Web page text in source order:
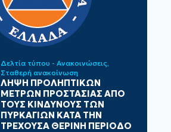
Δελτία τύπου - Ανακοινώσεις
Σταθερή ανακοίνωση
ΛΗΨΗ ΠΡΟΛΗΠΤΙΚΩΝ
ΜΕΤΡΩΝ ΠΡΟΣΤΑΣΙΑΣ ΑΠΟ
ΤΟΥΣ ΚΙΝΔΥΝΟΥΣ ΤΩΝ
ΠΥΡΚΑΓΙΩΝ ΚΑΤΑ ΤΗΝ
ΤΡΕΧΟΥΣΑ ΘΕΡΙΝΗ ΠΕΡΙΟΔΟ